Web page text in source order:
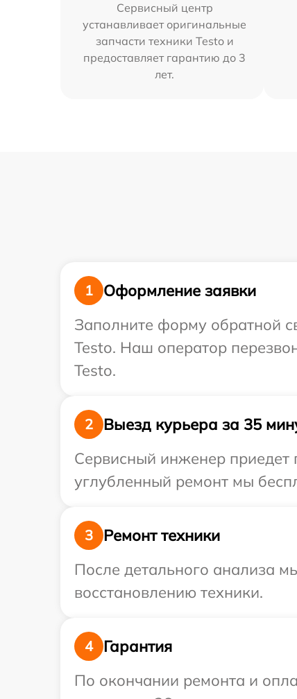
Сервисный центр
устанавливает оригинальные
запчасти техники Testo и
предоставляет гарантию до 3
лет.
1
Оформление заявки
Заполните форму обратной
Testo. Наш оператор
Testo.
2
Выезд курьера за 35
Сервисный инженер приедет
углубленный ремонт мы
3
Ремонт техники
После детального анализа
восстановлению техники.
4
Гарантия
По окончании ремонта и